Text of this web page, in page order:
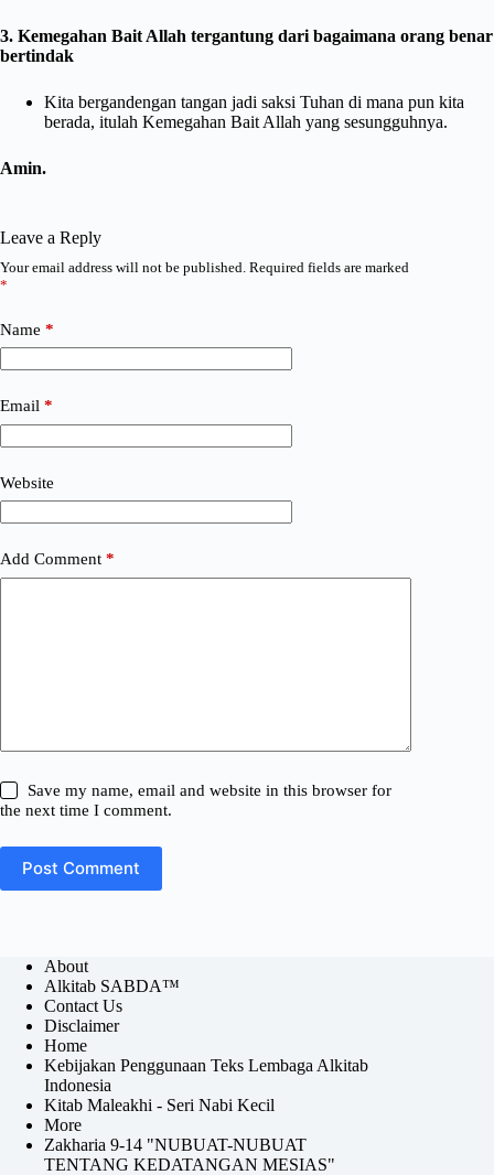
3. Kemegahan Bait Allah tergantung dari bagaimana orang benar
bertindak
Kita bergandengan tangan jadi saksi Tuhan di mana pun kita
berada, itulah Kemegahan Bait Allah yang sesungguhnya.
Amin.
Leave a Reply
Your email address will not be published. Required fields are marked
*
Name *
Email *
Website
Add Comment *
Save my name, email and website in this browser for
the next time I comment.
Post Comment
About
Alkitab SABDA™
Contact Us
Disclaimer
Home
Kebijakan Penggunaan Teks Lembaga Alkitab
Indonesia
Kitab Maleakhi - Seri Nabi Kecil
More
Zakharia 9-14 "NUBUAT-NUBUAT
TENTANG KEDATANGAN MESIAS"